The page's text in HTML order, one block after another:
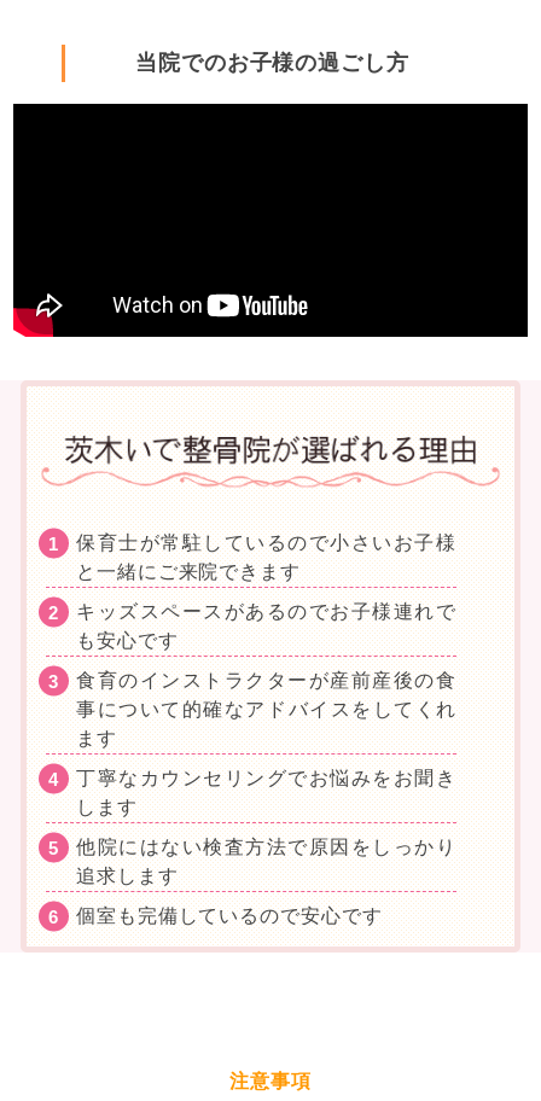
当院でのお子様の過ごし方
保育士が常駐しているので小さいお子様
と一緒にご来院できます
キッズスペースがあるのでお子様連れで
も安心です
食育のインストラクターが産前産後の食
事について的確なアドバイスをしてくれ
ます
丁寧なカウンセリングでお悩みをお聞き
します
他院にはない検査方法で原因をしっかり
追求します
個室も完備しているので安心です
注意事項